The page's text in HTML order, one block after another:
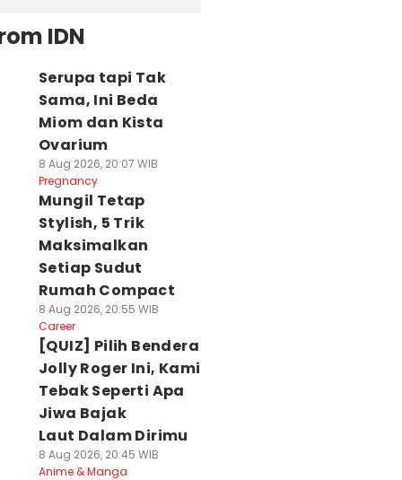
IDN
Serupa tapi Tak
Sama, Ini Beda
Miom dan Kista
Ovarium
8 Aug 2026, 20:07 WIB
Pregnancy
Mungil Tetap
Stylish, 5 Trik
Maksimalkan
Setiap Sudut
Rumah Compact
8 Aug 2026, 20:55 WIB
Career
[QUIZ] Pilih Bendera
Jolly Roger Ini, Kami
Tebak Seperti Apa
Jiwa Bajak
Laut Dalam Dirimu
8 Aug 2026, 20:45 WIB
Anime & Manga